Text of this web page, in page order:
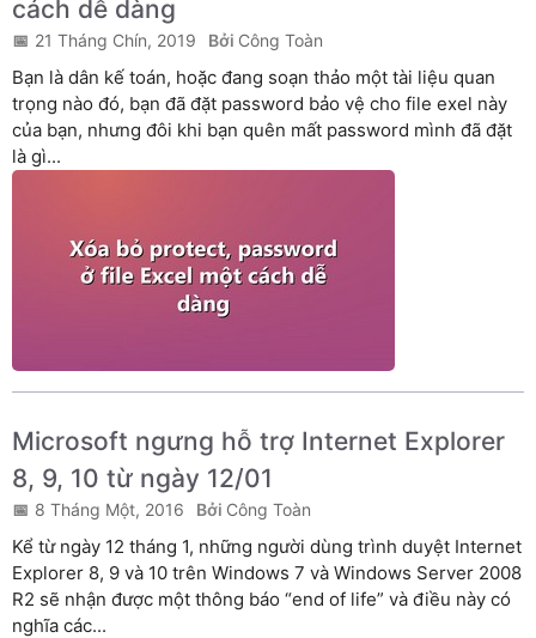
cách dễ dàng
21 Tháng Chín, 2019 Công Toàn
Bạn là dân kế toán, hoặc đang soạn thảo một tài liệu quan
trọng nào đó, bạn đã đặt password bảo vệ cho file exel này
của bạn, nhưng đôi khi bạn quên mất password mình đã đặt
là gì...
Microsoft ngưng hỗ trợ Internet Explorer
8, 9, 10 từ ngày 12/01
8 Tháng Một, 2016 Công Toàn
Kể từ ngày 12 tháng 1, những người dùng trình duyệt Internet
Explorer 8, 9 và 10 trên Windows 7 và Windows Server 2008
R2 sẽ nhận được một thông báo “end of life” và điều này có
nghĩa các...